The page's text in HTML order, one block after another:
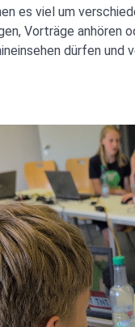
es viel um
Vorträge anhören
dürfen und